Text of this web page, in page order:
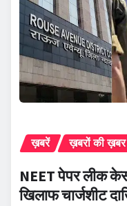
ख़बरें ख़बरों की ख़बर
NEET पेपर लीक
खिलाफ चार्जशीट